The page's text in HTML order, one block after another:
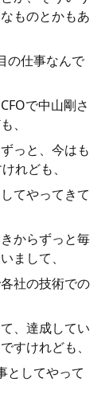
ものとかもあ
の仕事なんで
で中山剛さ
、
っと、今はも
れども、
てやってきて
からずっと毎
まして、
社の技術での
、達成してい
すけれども、
としてやって